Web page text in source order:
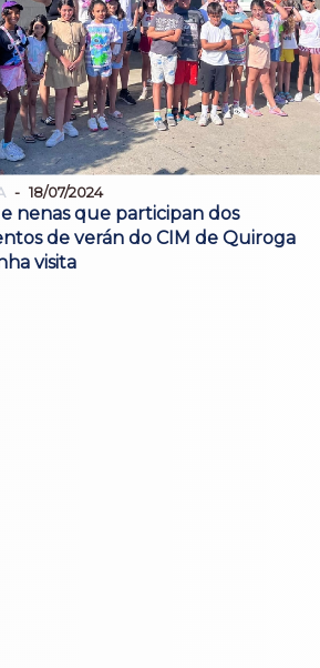
18/07/2024
nenas que participan dos
de verán do CIM de Quiroga
visita